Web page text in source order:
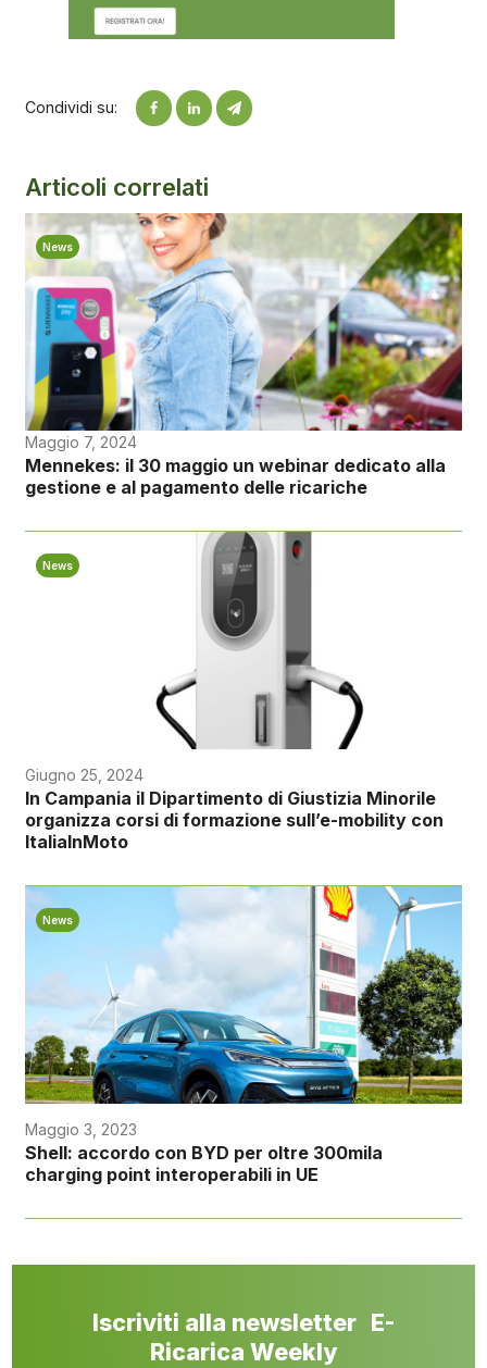
Condividi su:
Articoli correlati
News
Maggio 7, 2024
Mennekes: il 30 maggio un webinar dedicato alla
gestione e al pagamento delle ricariche
News
Giugno 25, 2024
In Campania il Dipartimento di Giustizia Minorile
organizza corsi di formazione sull’e-mobility con
ItaliaInMoto
News
Maggio 3, 2023
Shell: accordo con BYD per oltre 300mila
charging point interoperabili in UE
Iscriviti alla newsletter E-
Ricarica Weekly